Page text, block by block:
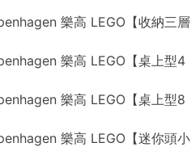
樂高 LEGO【收納三層
樂高 LEGO【桌上型4
樂高 LEGO【桌上型8
樂高 LEGO【迷你頭小
樂高 LEGO【收納三層
樂高 LEGO【桌上型4
樂高 LEGO【桌上型8
樂高 LEGO【迷你頭小